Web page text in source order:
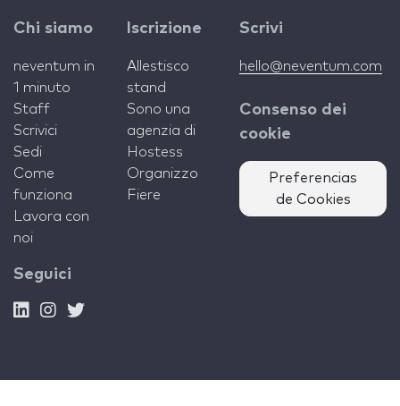
Chi siamo
neventum in
1 minuto
Staff
Scrivici
Sedi
Come
funziona
Lavora con
noi
Iscrizione
Allestisco
stand
Sono una
agenzia di
Hostess
Organizzo
Fiere
Scrivi
hello@neventum.com
Consenso dei
cookie
Preferencias
de Cookies
Seguici